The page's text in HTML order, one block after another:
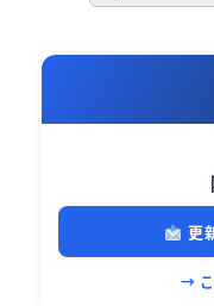
更
→ こ